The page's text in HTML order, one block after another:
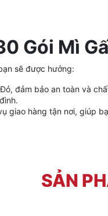
Gói Mì
sẽ được hưởng:
đảm bảo an toàn và
giao hàng tận nơi, giúp
SẢN